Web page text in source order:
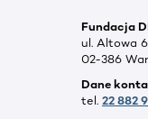
Fundacja
ul. Altowa
02-386
Dane
tel. 22 882